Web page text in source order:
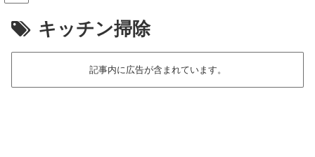
キッチン掃除
記事内に広告が含まれています。